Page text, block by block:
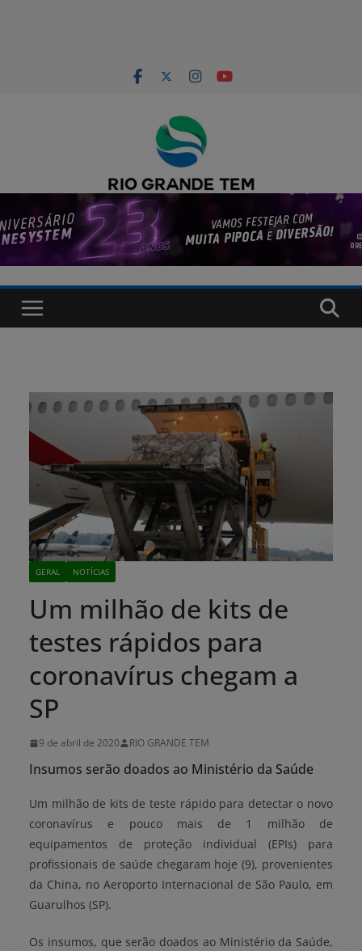
GERAL NOTÍCIAS
Um milhão de kits de
testes rápidos para
coronavírus chegam a
SP
9 de abril de 2020 RIO GRANDE TEM
Insumos serão doados ao Ministério da Saúde
Um milhão de kits de teste rápido para detectar o novo
coronavírus e pouco mais de 1 milhão de
equipamentos de proteção individual (EPIs) para
profissionais de saúde chegaram hoje (9), provenientes
da China, no Aeroporto Internacional de São Paulo, em
Guarulhos (SP).
Os insumos, que serão doados ao Ministério da Saúde,